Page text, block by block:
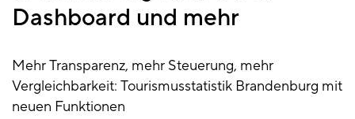
Dashboard und mehr
Mehr Transparenz, mehr Steuerung, mehr
Vergleichbarkeit: Tourismusstatistik Brandenburg mit
neuen Funktionen